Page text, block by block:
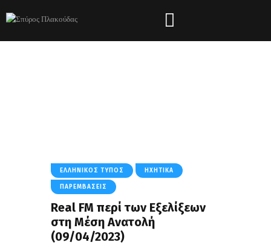
ΕΛΛΗΝΙΚΌΣ ΤΎΠΟΣ ΗΧΗΤΙΚΆ
ΠΑΡΕΜΒΆΣΕΙΣ
Real FM περί των Εξελίξεων
στη Μέση Ανατολή
(09/04/2023)